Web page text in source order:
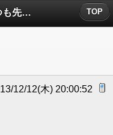
No.9319 何故いつも先に憶測に過ぎない個人攻...についたコメント TOP
12/12(木) 20:00:52